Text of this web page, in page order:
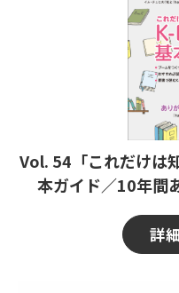
Vol. 54「これだけは
本ガイド／10年間
詳